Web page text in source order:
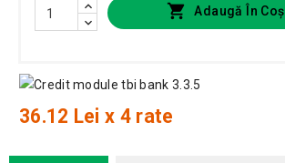
 Adaugă În Coș
36.12 Lei x 4 rate